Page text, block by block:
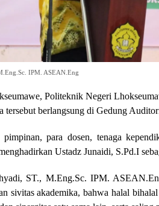
IPM. ASEAN.Eng
Politeknik Negeri
berlangsung di Gedung
para dosen, tenaga
Ustadz Junaidi, S.Pd.I
ST., M.Eng.Sc. IPM.
sivitas akademika, bahwa halal